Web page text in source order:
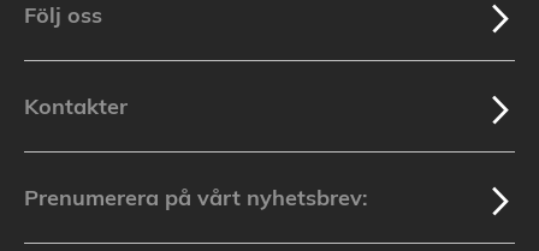
Följ oss
Kontakter
Prenumerera på vårt nyhetsbrev: